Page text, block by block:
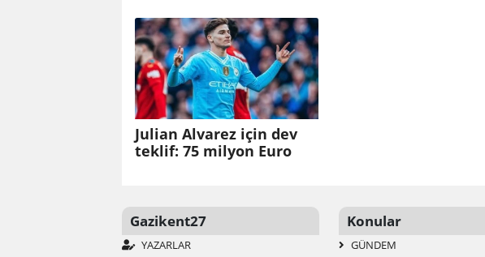
Julian Alvarez için dev
teklif: 75 milyon Euro
Gazikent27
YAZARLAR
Konular
GÜNDEM